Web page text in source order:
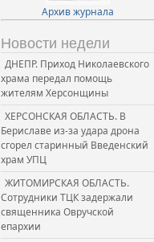
Архив журнала
Новости недели
ДНЕПР. Приход Николаевского
храма передал помощь
жителям Херсонщины
ХЕРСОНСКАЯ ОБЛАСТЬ. В
Бериславе из-за удара дрона
сгорел старинный Введенский
храм УПЦ
ЖИТОМИРСКАЯ ОБЛАСТЬ.
Сотрудники ТЦК задержали
священника Овручской
епархии